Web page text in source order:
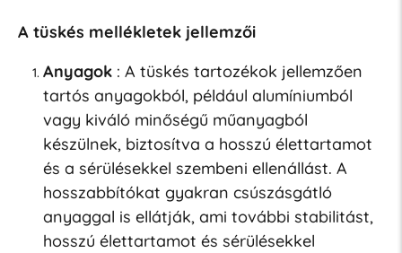
A tüskés mellékletek jellemzői
Anyagok: A tüskés tartozékok jellemzően
tartós anyagokból, például alumíniumból
vagy kiváló minőségű műanyagból
készülnek, biztosítva a hosszú élettartamot
és a sérülésekkel szembeni ellenállást. A
hosszabbítókat gyakran csúszásgátló
anyaggal is ellátják, ami további stabilitást,
hosszú élettartamot és sérülésekkel